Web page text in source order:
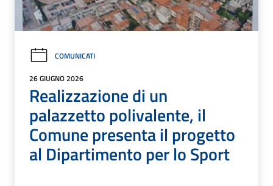
COMUNICATI
26 GIUGNO 2026
Realizzazione di un
palazzetto polivalente, il
Comune presenta il progetto
al Dipartimento per lo Sport